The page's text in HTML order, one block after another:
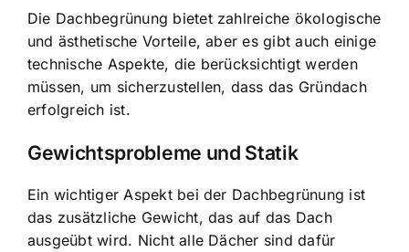
Die Dachbegrünung bietet zahlreiche ökologische
und ästhetische Vorteile, aber es gibt auch einige
technische Aspekte, die berücksichtigt werden
müssen, um sicherzustellen, dass das Gründach
erfolgreich ist.
Gewichtsprobleme und Statik
Ein wichtiger Aspekt bei der Dachbegrünung ist
das zusätzliche Gewicht, das auf das Dach
ausgeübt wird. Nicht alle Dächer sind dafür